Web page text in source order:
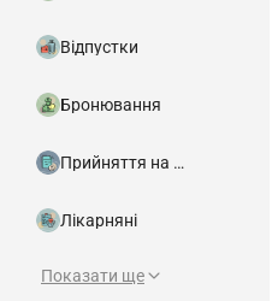
Відпустки
Бронювання
Прийняття на роботу
Лікарняні
Показати ще